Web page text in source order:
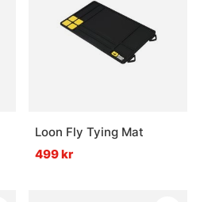
Loon Fly Tying Mat
499 kr